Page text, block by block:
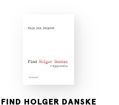
FIND HOLGER DANSKE